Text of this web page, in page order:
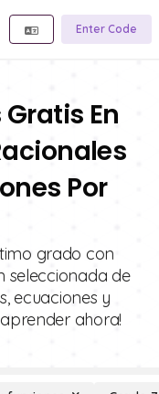
Enter Code
En
Por
grado con
seleccionada de
ecuaciones y
ahora!